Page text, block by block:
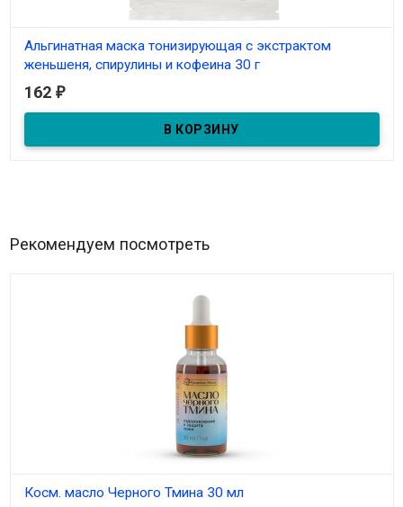
Альгинатная маска тонизирующая с экстрактом
женьшеня, спирулины и кофеина 30 г
В наличии
162 ₽
Рекомендуем посмотреть
Косм. масло Черного Тмина 30 мл